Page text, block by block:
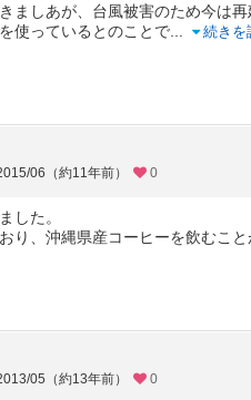
ましあが、台風被害のため今は
使っているとのことで
続きを
06（約11年前） 0
した。
り、沖縄県産コーヒーを飲むこと
05（約13年前） 0